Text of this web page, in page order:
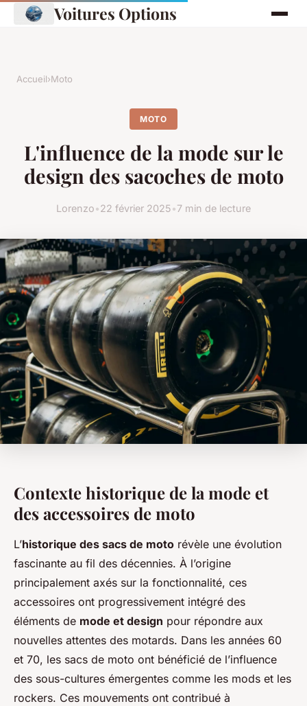
Voitures Options
Accueil›Moto
MOTO
L'influence de la mode sur le
design des sacoches de moto
Lorenzo•22 février 2025•7 min de lecture
Contexte historique de la mode et
des accessoires de moto
L’historique des sacs de moto révèle une évolution
fascinante au fil des décennies. À l’origine
principalement axés sur la fonctionnalité, ces
accessoires ont progressivement intégré des
éléments de mode et design pour répondre aux
nouvelles attentes des motards. Dans les années 60
et 70, les sacs de moto ont bénéficié de l’influence
des sous-cultures émergentes comme les mods et les
rockers. Ces mouvements ont contribué à